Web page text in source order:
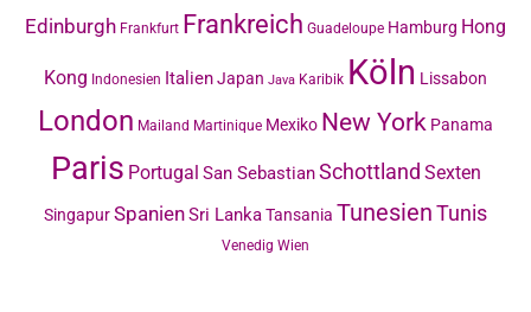
Edinburgh Frankfurt Frankreich Guadeloupe Hamburg Hong
Kong Indonesien ItalienJapan Java Karibik Köln Lissabon
London Mailand Martinique Mexiko New York Panama
Paris Portugal San SebastianSchottland Sexten
SingapurSpanienSri LankaTansania TunesienTunis
Venedig Wien